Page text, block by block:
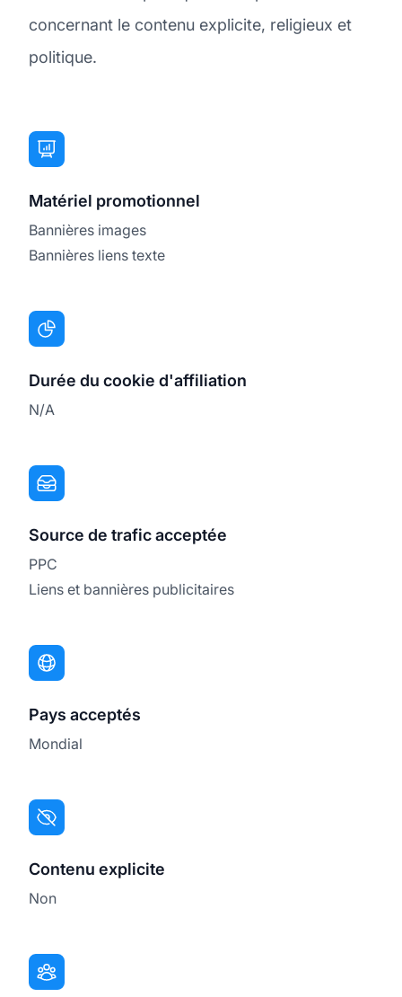
concernant le contenu explicite, religieux et
politique.
Matériel promotionnel
Bannières images
Bannières liens texte
Durée du cookie d'affiliation
N/A
Source de trafic acceptée
PPC
Liens et bannières publicitaires
Pays acceptés
Mondial
Contenu explicite
Non